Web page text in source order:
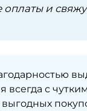
и
всегда с